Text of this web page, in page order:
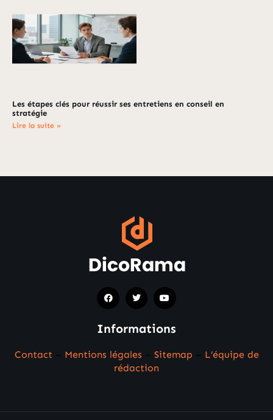
Les étapes clés pour réussir ses entretiens en conseil en
stratégie
Lire la suite »
Informations
Contact Mentions légales Sitemap
L’équipe de
rédaction